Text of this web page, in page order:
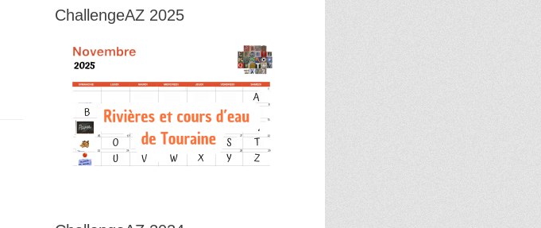
ChallengeAZ 2025